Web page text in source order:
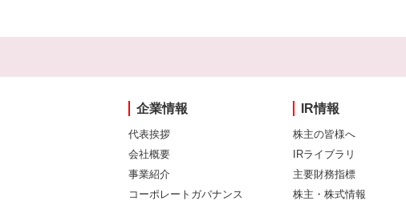
企業情報
代表挨拶
会社概要
事業紹介
コーポレートガバナンス
IR情報
株主の皆様へ
IRライブラリ
主要財務指標
株主・株式情報